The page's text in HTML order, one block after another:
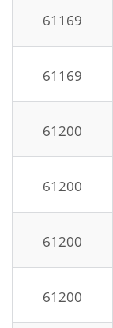
61169
61169
61200
61200
61200
61200